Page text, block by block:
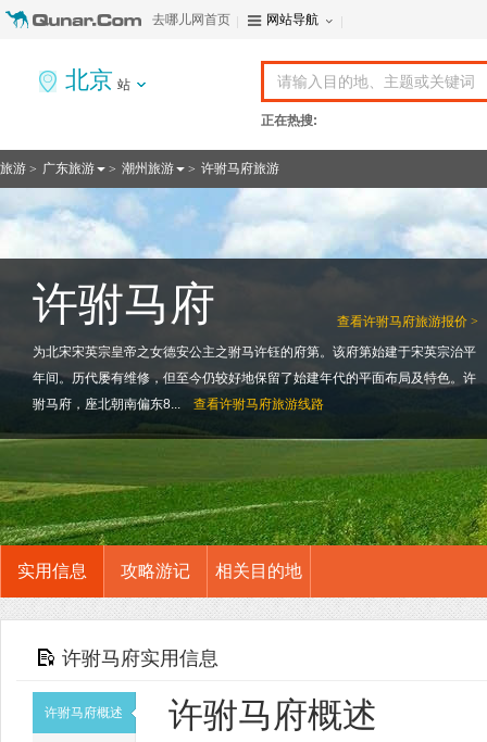
去哪儿网首页 网站导航
北京 站
正在热搜:
旅游 > 广东旅游 > 潮州旅游 > 许驸马府旅游
查看许驸马府旅游报价 >
许驸马府
为北宋宋英宗皇帝之女德安公主之驸马许钰的府第。该府第始建于宋英宗治平
年间。历代屡有维修，但至今仍较好地保留了始建年代的平面布局及特色。许
驸马府，座北朝南偏东8...
查看许驸马府旅游线路
实用信息 攻略游记 相关目的地
许驸马府实用信息
许驸马府概述 许驸马府概述